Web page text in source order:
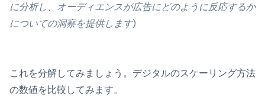
に分析し、オーディエンスが広告にどのように反応するか
についての洞察を提供します)
これを分解してみましょう。デジタルのスケーリング方法
の数値を比較してみます。